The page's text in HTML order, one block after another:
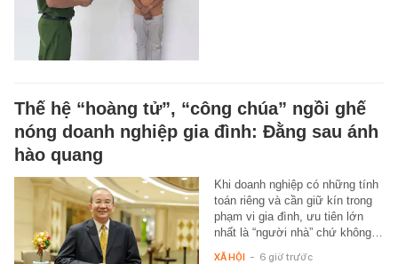
Thế hệ “hoàng tử”, “công chúa” ngồi ghế
nóng doanh nghiệp gia đình: Đằng sau ánh
hào quang
Khi doanh nghiệp có những tính
toán riêng và cần giữ kín trong
phạm vi gia đình, ưu tiên lớn
nhất là “người nhà” chứ không…
XÃ HỘI - 6 giờ trước